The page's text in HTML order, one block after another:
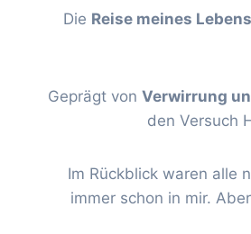
Die Reise meines Lebens
Geprägt von Verwirrung
den Versuch
Im Rückblick waren alle
immer schon in mir.